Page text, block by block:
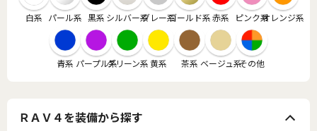
白系 パール系 黒系 シルバー系グレー系ゴールド系赤系 ピンク系オレンジ系
青系 パープル系グリーン系黄系 茶系 ベージュ系その他
ＲＡＶ４を装備から探す